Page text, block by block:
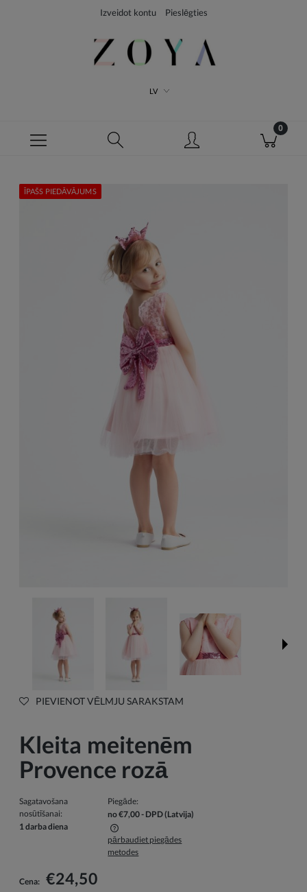
Izveidot kontu Pieslēgties
LV
ĪPAŠS PIEDĀVĀJUMS
PIEVIENOT VĒLMJU SARAKSTAM
Kleita meitenēm
Provence rozā
Sagatavošana
nosūtīšanai:
1 darba diena
Piegāde:
no €7,00- DPD(Latvija)
Cenā nav iekļautas iespējamās maksājumu izmaksas
pārbaudiet piegādes
metodes
Cena: €24,50